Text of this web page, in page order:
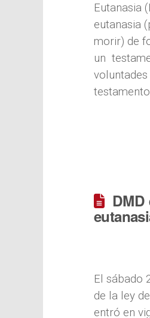
Eutanasia
eutanasia
morir) de
un
voluntades
El sábado
de la ley
entró en